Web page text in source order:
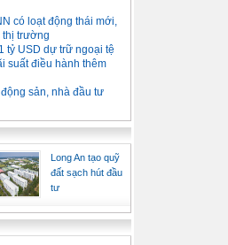
có loạt động thái mới,
thị trường
tỷ USD dự trữ ngoại tệ
suất điều hành thêm
sản, nhà đầu tư
Long An tạo quỹ
đất sạch hút đầu
tư